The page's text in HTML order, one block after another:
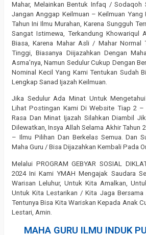
Mahar, Melainkan Bentuk Infaq / Sodaqoh
Jangan Anggap Keilmuan – Keilmuan Yang
Tahun Ini Ilmu Murahan, Karena Sungguh
Sangat Istimewa, Terkandung Khowariqul
Biasa, Karena Mahar Asli / Mahar Normal
Tinggi, Biasanya Diijazahkan Dengan
Asma’nya, Namun Sedulur Cukup Dengan
Nominal Kecil Yang Kami Tentukan Sudah
Lengkap Sanad Ijazah Keilmuan.
Jika Sedulur Ada Minat Untuk
Lihat Postingan Kami Di Website Tiap 2 –
Rasa Dan Minat Ijazah Silahkan Diambil
Dilewatkan, Insya Allah Selama Akhir Tahun
– Ilmu Pilihan Dan Berkelas Semua. Dan
Maha Guru / Bisa Dijazahkan Kembali Pada
Melalui PROGRAM GEBYAR SOSIAL
2024 Ini Kami YMAH Mengajak Saudara
Warisan Leluhur, Untuk Kita Amalkan,
Untuk Kita Lestarikan / Kita Jaga Bersama
Tentunya Bisa Kita Wariskan Kepada Anak
Lestari, Amin.
MAHA GURU ILMU INDUK